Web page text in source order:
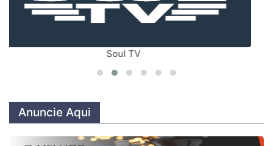
SHOP HOME BRASIL
Anuncie Aqui